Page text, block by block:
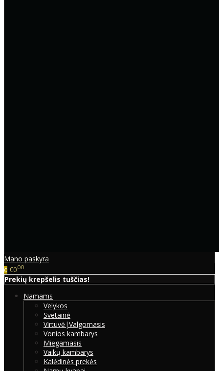
Mano paskyra
0 €000
Prekių krepšelis tuščias!
Namams
Velykos
Svetainė
Virtuvė|Valgomasis
Vonios kambarys
Miegamasis
Vaikų kambarys
Kalėdinės prekės